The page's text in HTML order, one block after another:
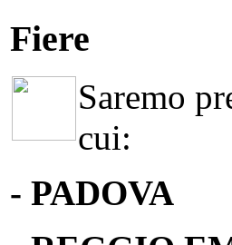
Fiere
Saremo
cui:
- PADOVA